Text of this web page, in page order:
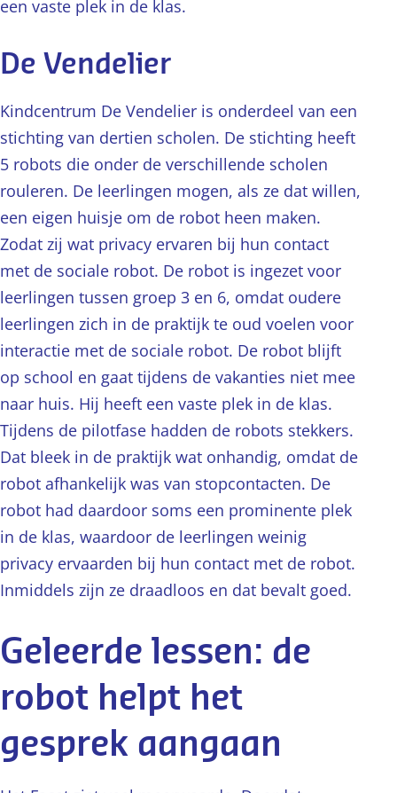
een vaste plek in de klas.
De Vendelier
Kindcentrum De Vendelier is onderdeel van een
stichting van dertien scholen. De stichting heeft
5 robots die onder de verschillende scholen
rouleren. De leerlingen mogen, als ze dat willen,
een eigen huisje om de robot heen maken.
Zodat zij wat privacy ervaren bij hun contact
met de sociale robot. De robot is ingezet voor
leerlingen tussen groep 3 en 6, omdat oudere
leerlingen zich in de praktijk te oud voelen voor
interactie met de sociale robot. De robot blijft
op school en gaat tijdens de vakanties niet mee
naar huis. Hij heeft een vaste plek in de klas.
Tijdens de pilotfase hadden de robots stekkers.
Dat bleek in de praktijk wat onhandig, omdat de
robot afhankelijk was van stopcontacten. De
robot had daardoor soms een prominente plek
in de klas, waardoor de leerlingen weinig
privacy ervaarden bij hun contact met de robot.
Inmiddels zijn ze draadloos en dat bevalt goed.
Geleerde lessen: de
robot helpt het
gesprek aangaan